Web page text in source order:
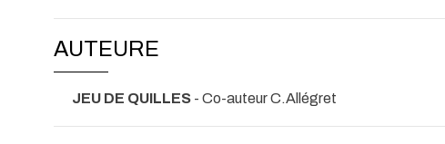
AUTEURE
JEU DE QUILLES - Co-auteur C.Allégret